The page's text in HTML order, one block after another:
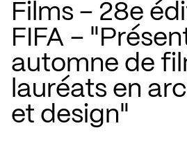
Films – 28e
FIFA –
automne de
lauréats en
et design"